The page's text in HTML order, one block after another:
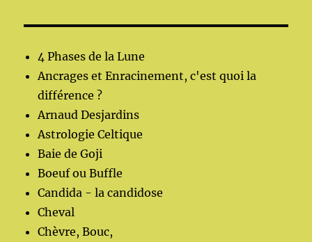
4 Phases de la Lune
Ancrages et Enracinement, c'est quoi la
différence ?
Arnaud Desjardins
Astrologie Celtique
Baie de Goji
Boeuf ou Buffle
Candida - la candidose
Cheval
Chèvre, Bouc,